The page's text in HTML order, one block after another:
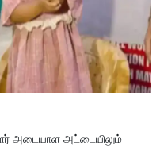
அடையாள அட்டையிலும்